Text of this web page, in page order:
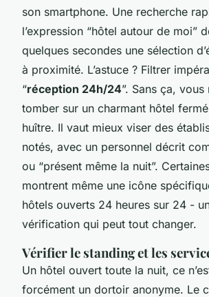
son smartphone. Une recherche
l’expression “hôtel autour de moi”
quelques secondes une sélection
à proximité. L’astuce ? Filtrer
“réception 24h/24”. Sans ça,
tomber sur un charmant hôtel
huître. Il vaut mieux viser des
notés, avec un personnel décrit
ou “présent même la nuit”.
montrent même une icône
hôtels ouverts 24 heures sur 24 -
vérification qui peut tout changer.
Vérifier le standing et les
Un hôtel ouvert toute la nuit, ce
forcément un dortoir anonyme. Le